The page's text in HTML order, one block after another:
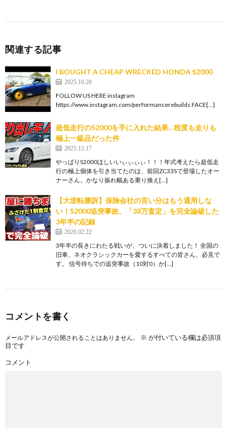
関連する記事
I BOUGHT A CHEAP WRECKED HONDA S2000
2025.10.28
FOLLOW US HERE instagram
https://www.instagram.com/performancerebuilds FACE[…]
超低走行のS2000を手に入れた結果…程度も走りも
極上一級品だった件
2025.12.17
やっぱりS2000ほしいいぃぃぃぃ！！！年式考えたら超低走
行の極上個体を引き当てたのは、前回ZC33Sで登場したオー
ナーさん。かなり振れ幅ある乗り換え[…]
【大逆転勝訴】保険会社の言い分はもう通用しな
い！S2000追突事故、「38万査定」を完全論破した
3年半の記録
2026.02.22
3年半の長きにわたる戦いが、ついに決着しました！ 全国の
旧車、ネオクラシックカーを愛するすべての皆さん、必見で
す。 信号待ちでの追突事故（10対0）か[…]
コメントを書く
メールアドレスが公開されることはありません。 ※ が付いている欄は必須項
目です
コメント